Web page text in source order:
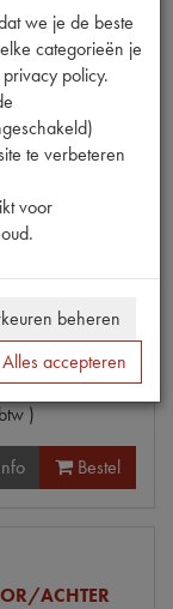
[PW 1]
)
Bestel
ACHTER
we je de beste
categorieën je
policy.
te verbeteren
voor
beheren
Alles accepteren